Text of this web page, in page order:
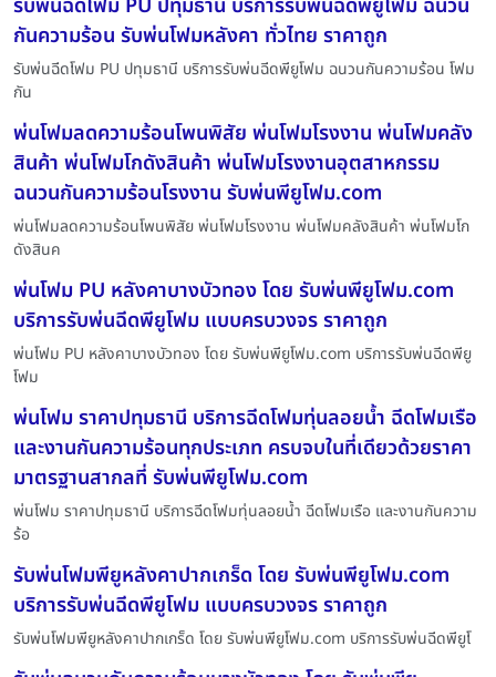
รับพ่นฉีดโฟม PU ปทุมธานี บริการรับพ่นฉีดพียูโฟม ฉนวน
กันความร้อน รับพ่นโฟมหลังคา ทั่วไทย ราคาถูก
รับพ่นฉีดโฟม PU ปทุมธานี บริการรับพ่นฉีดพียูโฟม ฉนวนกันความร้อน โฟม
กัน
พ่นโฟมลดความร้อนโพนพิสัย พ่นโฟมโรงงาน พ่นโฟมคลัง
สินค้า พ่นโฟมโกดังสินค้า พ่นโฟมโรงงานอุตสาหกรรม
ฉนวนกันความร้อนโรงงาน รับพ่นพียูโฟม.com
พ่นโฟมลดความร้อนโพนพิสัย พ่นโฟมโรงงาน พ่นโฟมคลังสินค้า พ่นโฟมโก
ดังสินค
พ่นโฟม PU หลังคาบางบัวทอง โดย รับพ่นพียูโฟม.com
บริการรับพ่นฉีดพียูโฟม แบบครบวงจร ราคาถูก
พ่นโฟม PU หลังคาบางบัวทอง โดย รับพ่นพียูโฟม.com บริการรับพ่นฉีดพียู
โฟม
พ่นโฟม ราคาปทุมธานี บริการฉีดโฟมทุ่นลอยน้ำ ฉีดโฟมเรือ
และงานกันความร้อนทุกประเภท ครบจบในที่เดียวด้วยราคา
มาตรฐานสากลที่ รับพ่นพียูโฟม.com
พ่นโฟม ราคาปทุมธานี บริการฉีดโฟมทุ่นลอยน้ำ ฉีดโฟมเรือ และงานกันความ
ร้อ
รับพ่นโฟมพียูหลังคาปากเกร็ด โดย รับพ่นพียูโฟม.com
บริการรับพ่นฉีดพียูโฟม แบบครบวงจร ราคาถูก
รับพ่นโฟมพียูหลังคาปากเกร็ด โดย รับพ่นพียูโฟม.com บริการรับพ่นฉีดพียูโ